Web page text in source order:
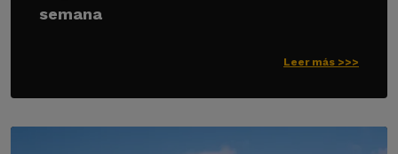
semana
Leer más >>>